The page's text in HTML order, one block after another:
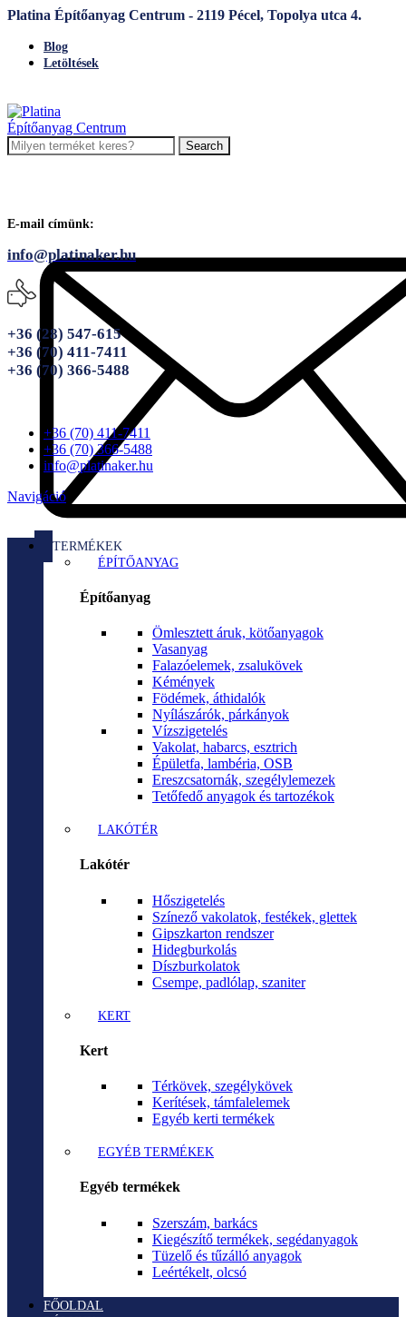
Platina Építőanyag Centrum - 2119 Pécel, Topolya utca 4.
Blog
Letöltések
Search
E-mail címünk:
info@platinaker.hu
+36 (28) 547-615
+36 (70) 411-7411
+36 (70) 366-5488
+36 (70) 411-7411
+36 (70) 366-5488
info@platinaker.hu
Navigáció
TERMÉKEK
ÉPÍTŐANYAG
Építőanyag
Ömlesztett áruk, kötőanyagok
Vasanyag
Falazóelemek, zsalukövek
Kémények
Födémek, áthidalók
Nyílászárók, párkányok
Vízszigetelés
Vakolat, habarcs, esztrich
Épületfa, lambéria, OSB
Ereszcsatornák, szegélylemezek
Tetőfedő anyagok és tartozékok
LAKÓTÉR
Lakótér
Hőszigetelés
Színező vakolatok, festékek, glettek
Gipszkarton rendszer
Hidegburkolás
Díszburkolatok
Csempe, padlólap, szaniter
KERT
Kert
Térkövek, szegélykövek
Kerítések, támfalelemek
Egyéb kerti termékek
EGYÉB TERMÉKEK
Egyéb termékek
Szerszám, barkács
Kiegészítő termékek, segédanyagok
Tüzelő és tűzálló anyagok
Leértékelt, olcsó
FŐOLDAL